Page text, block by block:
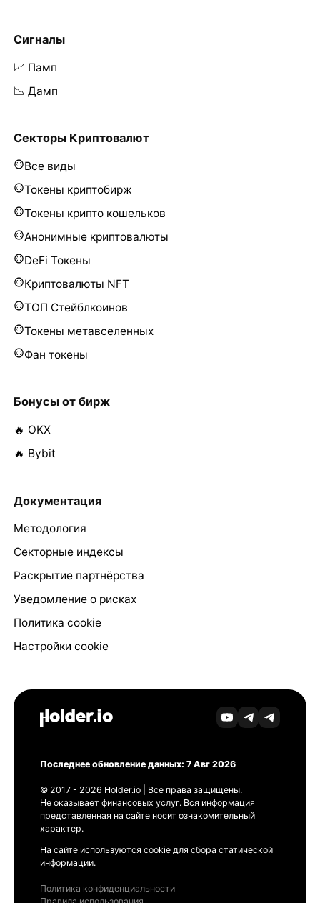
Сигналы
📈 Памп
📉 Дамп
Секторы Криптовалют
Все виды
Токены криптобирж
Токены крипто кошельков
Анонимные криптовалюты
DeFi Токены
Криптовалюты NFT
ТОП Стейблкоинов
Токены метавселенных
Фан токены
Бонусы от бирж
🔥 OKX
🔥 Bybit
Документация
Методология
Секторные индексы
Раскрытие партнёрства
Уведомление о рисках
Политика cookie
Настройки cookie
Последнее обновление данных: 7 Авг 2026
© 2017 - 2026 Holder.io | Все права защищены.
Не оказывает финансовых услуг. Вся информация
представленная на сайте носит ознакомительный
характер.
На сайте используются cookie для сбора статической
информации.
Политика конфиденциальности